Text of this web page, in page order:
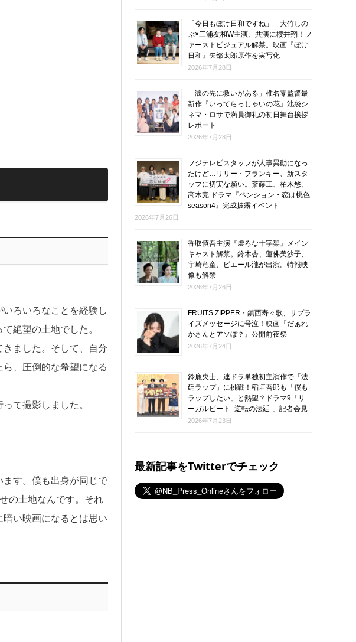
ろいろなことを経験し
絶望の土地でした。
ました。そして、自分
、圧倒的な希望になる
て撮影しました。
す。僕も出身が同じで
の土地なんです。それ
い映画になるとは思い
「今日もぼけ日和ですね」―大竹しの
ぶ×三浦友和W主演、共演に櫻井翔！フ
ァーストビジュアル解禁。映画『ぼけ
日和』矢部太郎原作を実写化
2026年7月28日
「涙の先に救いがある」椎名零監督最
新作『いってらっしゃいの花』池袋シ
ネマ・ロサで満員御礼の初日舞台挨拶
レポート
2026年7月28日
フジテレビスタッフが人事異動になっ
たけど…リリー・フランキー、新スタ
ッフに切実な願い。斎藤工、柏木悠、
高木完 ドラマ『ペンション・恋は桃色
season4』完成披露イベント
2026年7月26日
香取慎吾主演『虚ろな十字架』メイン
キャスト解禁。鈴木杏、蓮佛美沙子、
宇崎竜童、ピエール瀧が出演。特報映
像も解禁
2026年7月26日
FRUITS ZIPPER・鎮西寿々歌、サプラ
イズメッセージに号泣！映画『だぁれ
かさんとアソぼ？』公開前夜祭
2026年7月24日
鈴鹿央士、連ドラ単独初主演作で「法
廷ラップ」に挑戦！稲垣吾郎も「僕も
ラップしたい」と熱望？ドラマ9「リ
ーガルビート -逆転の法廷-」記者会見
2026年7月23日
最新記事をTwitterでチェック